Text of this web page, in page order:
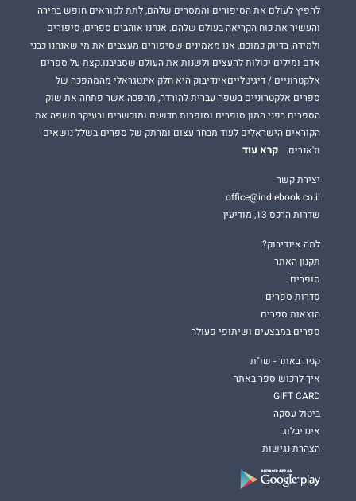
להפיץ לעולם את הסיפורים והמסרים שלהם, לתת לקוראים חופש בחירה
והעשיר את כוח הקריאה בעולם שלהם. אנחנו אוהבים ספרים, סיפורים
ולמידה, בדיוק כמוכם, אנו מאמינים שסיפורים מעצבים את מי שאנחנו כבני
אדם ומילים יכולות להעצים ולשנות את העולם שסביבנו.קצת על ספרים
אלקטרוניים / דיגיטלייםאינדיבוק היא חלק אינטגראלי מהמהפכה של
ספרים אלקטרוניים בשפה עברית להורדה, מהפכה אשר פתחה את שוק
הספרים בפני המון סופרים וסופרות חדשים ומוכשרים ובעיקר חשפה את
הקוראים הישראלים לעוד מבחר עצום ומרתק של ספרים בשלל נושאים
וז'אנרים.
קרא עוד
יצירת קשר
office@indiebook.co.il
שדרות הרכס 13, מודיעין
למה אינדיבוק?
תקנון האתר
סופרים
סדרות ספרים
הוצאות ספרים
ספרים במבצעים ושיתופי פעולה
קניה באתר - שו"ת
איך לרכוש ספר באתר
GIFT CARD
ביטול עסקה
אינדיבלוג
הצהרת נגישות